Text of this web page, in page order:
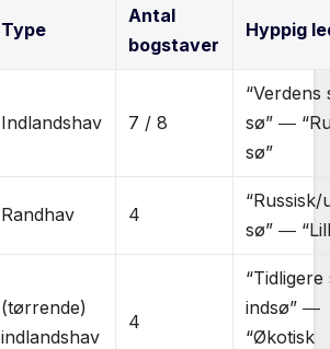
Type
Antal
bogstaver
Hyppig
Indlandshav 7 / 8
“Verdens
sø” ―
sø”
Randhav 4
sø” ―
(tørrende)
indlandshav
4
indsø” ―
“Økotisk